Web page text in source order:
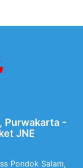
Purwakarta -
JNE
Pondok Salam,